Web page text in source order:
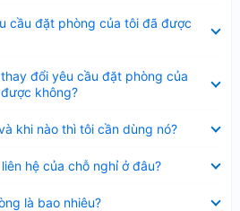
cầu đặt phòng của tôi đã được
đổi yêu cầu đặt phòng của
không?
khi nào thì tôi cần dùng nó?
hệ của chỗ nghỉ ở đâu?
là bao nhiêu?